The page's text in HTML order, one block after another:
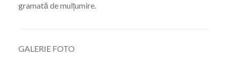
gramată de mulțumire.
GALERIE FOTO